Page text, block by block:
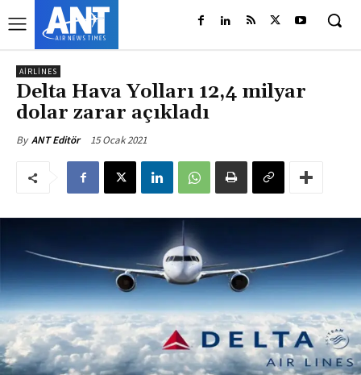
AIRLINES
Delta Hava Yolları 12,4 milyar
dolar zarar açıkladı
By ANT Editör 15 Ocak 2021